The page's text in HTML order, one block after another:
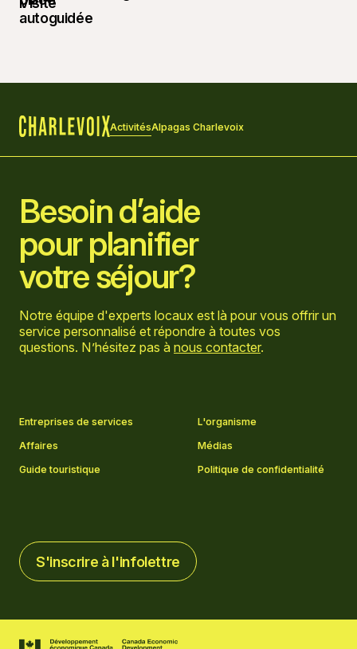
ActivitésAlpagas Charlevoix
Besoin d’aide
pour planifier
votre séjour?
Notre équipe d'experts locaux est là pour vous offrir un
service personnalisé et répondre à toutes vos
questions. N’hésitez pas à nous contacter.
Entreprises de services
L'organisme
Affaires
Médias
Guide touristique
Politique de confidentialité
S'inscrire à l'infolettre
S'inscrire à l'infolettre